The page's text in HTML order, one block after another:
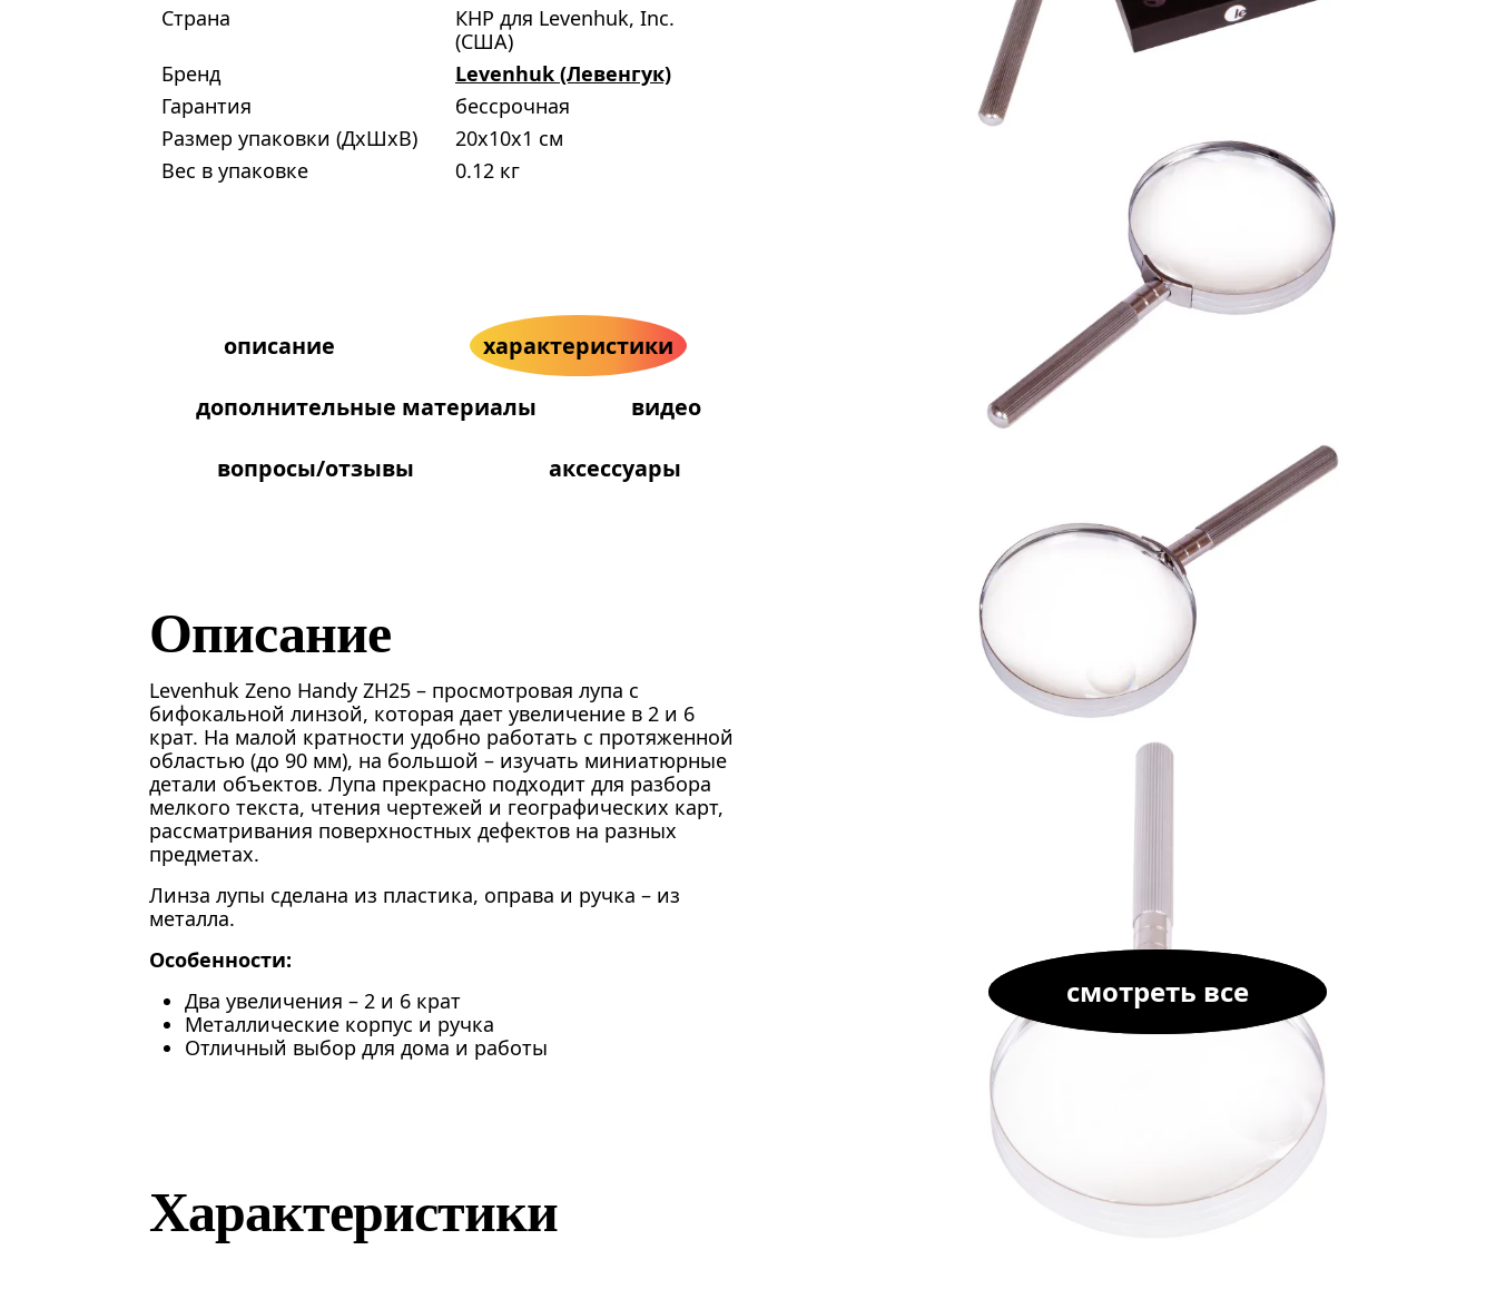
смотреть все
Страна
КНР для Levenhuk, Inc.
(США)
Бренд
Levenhuk (Левенгук)
Гарантия
бессрочная
Размер упаковки (ДxШxВ)
20x10x1 см
Вес в упаковке
0.12 кг
описание характеристики
дополнительные материалы видео
вопросы/отзывы аксессуары
Описание
Levenhuk Zeno Handy ZH25 – просмотровая лупа с
бифокальной линзой, которая дает увеличение в 2 и 6
крат. На малой кратности удобно работать с протяженной
областью (до 90 мм), на большой – изучать миниатюрные
детали объектов. Лупа прекрасно подходит для разбора
мелкого текста, чтения чертежей и географических карт,
рассматривания поверхностных дефектов на разных
предметах.
Линза лупы сделана из пластика, оправа и ручка – из
металла.
Особенности:
Два увеличения – 2 и 6 крат
Металлические корпус и ручка
Отличный выбор для дома и работы
Характеристики